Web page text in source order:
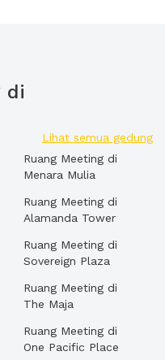
di
Lihat semua gedung
Ruang Meeting di
Menara Mulia
Ruang Meeting di
Alamanda Tower
Ruang Meeting di
Sovereign Plaza
Ruang Meeting di
The Maja
Ruang Meeting di
One Pacific Place